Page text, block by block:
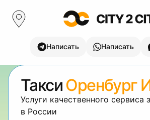
Написать Написать
ТаксиОренбург
Услуги качественного сервиса
в России